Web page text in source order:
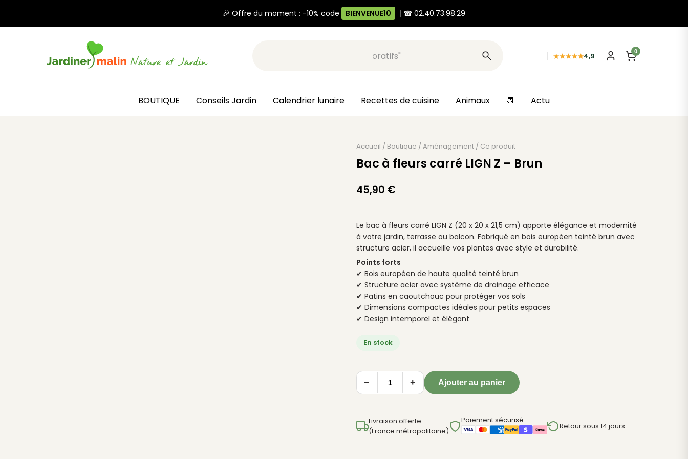
🎉 Offre du moment : -10% code BIENVENUE10 | ☎ 02.40.73.98.29
Recherche, ex: "pots décoratifs" ★★★★★4,9 0
BOUTIQUE Conseils Jardin Calendrier lunaire Recettes de cuisine Animaux 📆 Actu
Accueil / Boutique /Aménagement/ Ce produit
Bac à fleurs carré LIGN Z – Brun
45,90 €
Le bac à fleurs carré LIGN Z (20 x 20 x 21,5 cm) apporte élégance et modernité
à votre jardin, terrasse ou balcon. Fabriqué en bois européen teinté brun avec
structure acier, il accueille vos plantes avec style et durabilité.
Points forts
✔ Bois européen de haute qualité teinté brun
✔ Structure acier avec système de drainage efficace
✔ Patins en caoutchouc pour protéger vos sols
✔ Dimensions compactes idéales pour petits espaces
✔ Design intemporel et élégant
En stock
quantité
à
carré
− + Ajouter au panier
Livraison offerte
(France métropolitaine)
Paiement sécurisé
Retour sous 14 jours